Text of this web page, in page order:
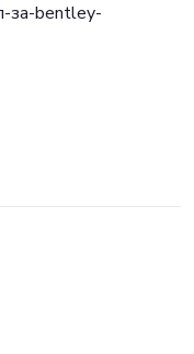
за-bentley-